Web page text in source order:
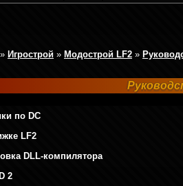
» Игрострой » Модострой LF2 »
по DC
LF2
DLL-компилятора
2